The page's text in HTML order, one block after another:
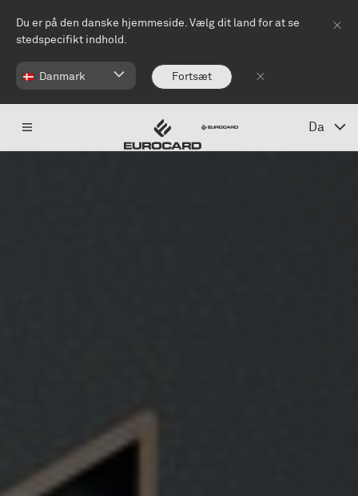
Du er på den danske hjemmeside. Vælg dit land for at se
stedspecifikt indhold.
Danmark Fortsæt
Da